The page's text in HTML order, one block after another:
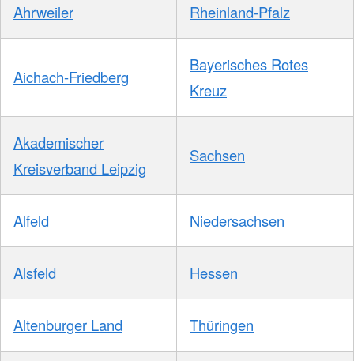
Ahrweiler Rheinland-Pfalz
Aichach-Friedberg
Bayerisches Rotes
Kreuz
Akademischer
Kreisverband Leipzig
Sachsen
Alfeld Niedersachsen
Alsfeld Hessen
Altenburger Land Thüringen